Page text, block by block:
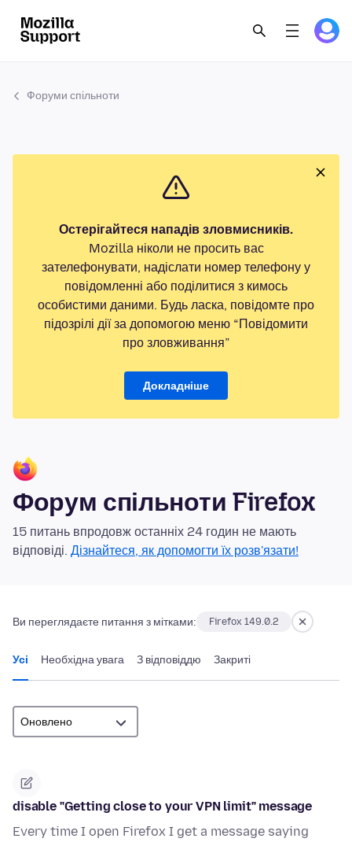
Форуми спільноти
Остерігайтеся нападів зловмисників.
Mozilla ніколи не просить вас
зателефонувати, надіслати номер телефону у
повідомленні або поділитися з кимось
особистими даними. Будь ласка, повідомте про
підозрілі дії за допомогою меню “Повідомити
про зловживання”
Докладніше
Форум спільноти Firefox
15 питань впродовж останніх 24 годин не мають
відповіді. Дізнайтеся, як допомогти їх розв'язати!
Ви переглядаєте питання з мітками: Firefox 149.0.2
Усі Необхідна увага З відповіддю Закриті
disable "Getting close to your VPN limit" message
Every time I open Firefox I get a message saying